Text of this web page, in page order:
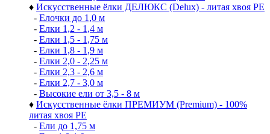
♦ Искусственные ёлки ДЕЛЮКС (Delux) - литая хвоя РЕ
- Елочки до 1,0 м
- Елки 1,2 - 1,4 м
- Елки 1,5 - 1,75 м
- Елки 1,8 - 1,9 м
- Елки 2,0 - 2,25 м
- Елки 2,3 - 2,6 м
- Елки 2,7 - 3,0 м
- Высокие ели от 3,5 - 8 м
♦ Искусственные ёлки ПРЕМИУМ (Premium) - 100%
литая хвоя РЕ
- Ели до 1,75 м